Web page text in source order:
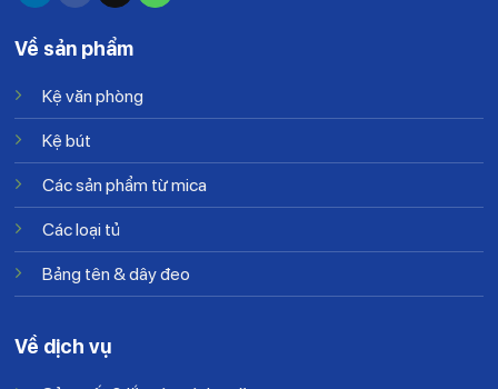
Về sản phẩm
Kệ văn phòng
Kệ bút
Các sản phẩm từ mica
Các loại tủ
Bảng tên & dây đeo
Về dịch vụ